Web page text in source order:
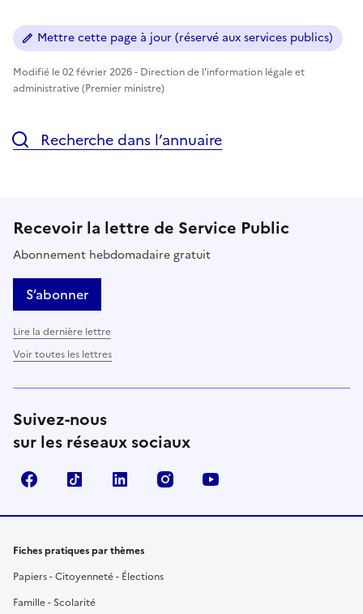
Mettre cette page à jour (réservé aux services publics)
Modifié le 02 février 2026 - Direction de l'information légale et
administrative (Premier ministre)
Recherche dans l’annuaire
Recevoir la lettre de Service Public
Abonnement hebdomadaire gratuit
S’abonner
Lire la dernière lettre
Voir toutes les lettres
Suivez-nous
sur les réseaux sociaux
FacebookTikTok LinkedIn Instagram
Fiches pratiques par thèmes
Papiers - Citoyenneté - Élections
Famille - Scolarité